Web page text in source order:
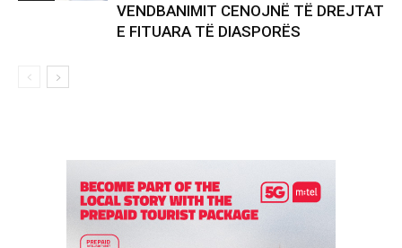
VENDBANIMIT CENOJNË TË DREJTAT
E FITUARA TË DIASPORËS